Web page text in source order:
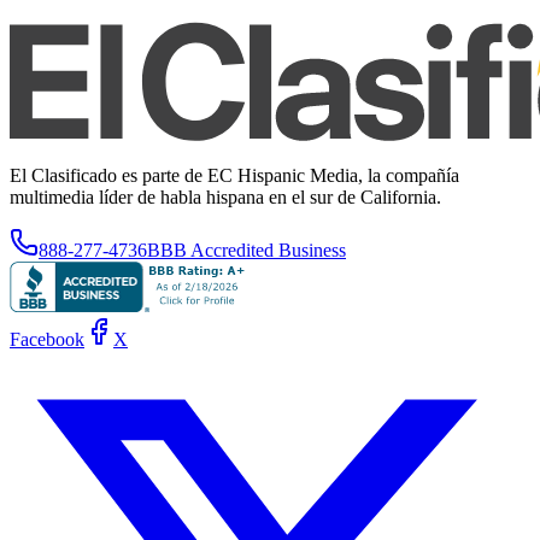
El Clasificado es parte de EC Hispanic Media, la compañía
multimedia líder de habla hispana en el sur de California.
888-277-4736BBB Accredited Business
Facebook X